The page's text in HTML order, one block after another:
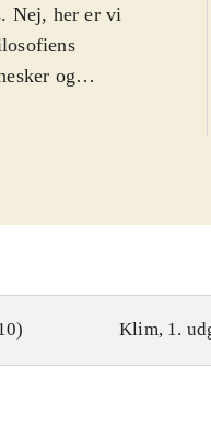
Nej, her er vi
og
Selvom man
til visdom,
del
Klim, 1.